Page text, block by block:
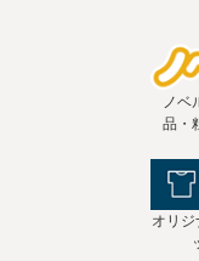
ノベ
品・
オリ